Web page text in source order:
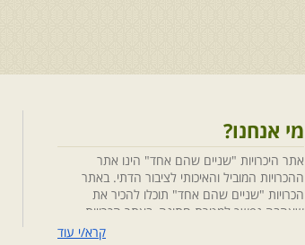
מי אנחנו?
אתר היכרויות "שניים שהם אחד" הינו אתר
ההכרויות המוביל והאיכותי לציבור הדתי. באתר
הכרויות "שניים שהם אחד" תוכלו להכיר את
שאהבה נפשך למטרת חתונה, באתר הכרויות
"שניים שהם אחד" הושקעו מחשבה ומאמציםקרא/י עוד